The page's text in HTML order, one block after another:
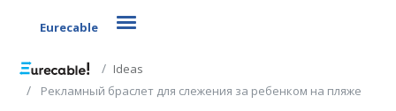
Eurecable Toggle navigation
Ideas
Рекламный браслет для слежения за ребенком на пляже